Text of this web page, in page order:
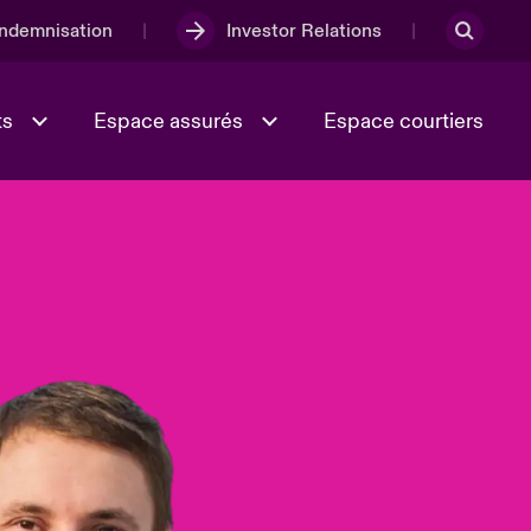
Investor Relations
Les Incidents Cybers qui auraient
pu être évités
Espace assurés Espace courtiers